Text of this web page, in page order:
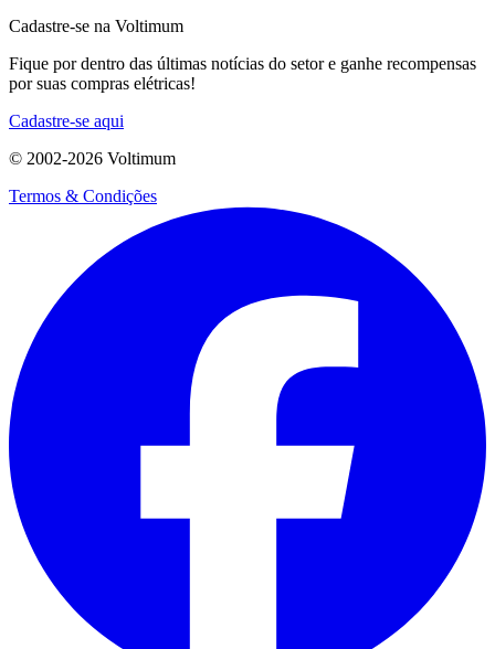
Cadastre-se na Voltimum
Fique por dentro das últimas notícias do setor e ganhe recompensas
por suas compras elétricas!
Cadastre-se aqui
© 2002-2026 Voltimum
Termos & Condições